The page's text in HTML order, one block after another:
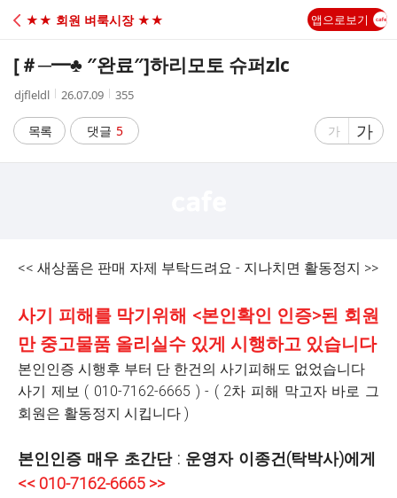
C
A
★★ 회원 벼룩시장 ★★ 앱으로보기
[＃─━♣ ″완료″]하리모토 슈퍼zlc
작
자
djfleldl
작
시
간
26.07.09
조
수
355
목록 댓글 5
글
게
가
글
자
게
가
<< 새상품은 판매 자제 부탁드려요 - 지나치면 활동정지 >>
사기 피해를 막기위해 <본인확인 인증>된 회원
만 중고물품 올리실수 있게 시행하고 있습니다
본인인증 시행후 부터 단 한건의 사기피해도 없었습니다
사기 제보 ( 010-7162-6665 ) - ( 2차 피해 막고자 바로 그
회원은 활동정지 시킵니다 )
본인인증 매우 초간단 : 운영자 이종건(탁박사)에게
<< 010-7162-6665 >>